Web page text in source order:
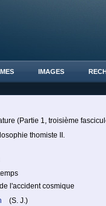
IMAGES
(Partie 1, troisième
thomiste II.
l'accident cosmique
(S. J.)